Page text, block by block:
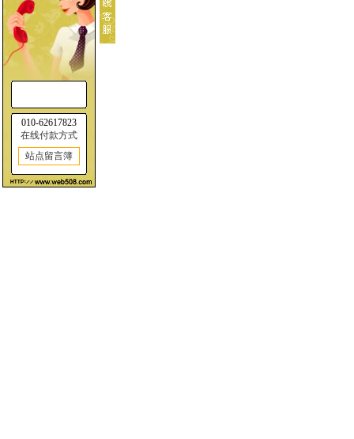
010-62617823
在线付款方式
站点留言簿